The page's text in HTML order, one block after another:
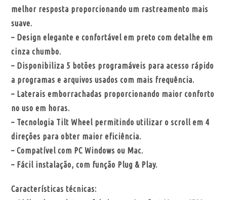
melhor resposta proporcionando um rastreamento mais
suave.
– Design elegante e confortável em preto com detalhe em
cinza chumbo.
– Disponibiliza 5 botões programáveis para acesso rápido
a programas e arquivos usados com mais frequência.
– Laterais emborrachadas proporcionando maior conforto
no uso em horas.
– Tecnologia Tilt Wheel permitindo utilizar o scroll em 4
direções para obter maior eficiência.
– Compatível com PC Windows ou Mac.
– Fácil instalação, com função Plug & Play.
Características técnicas: